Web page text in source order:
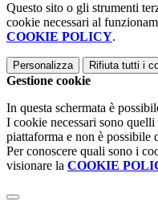
Questo sito o gli strumenti
cookie necessari al
COOKIE POLICY.
Personalizza Rifiuta tutti i
Gestione cookie
In questa schermata è
I cookie necessari sono
piattaforma e non è possibile
Per conoscere quali sono i
visionare la COOKIE